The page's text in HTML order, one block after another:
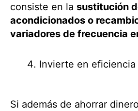
consiste en la sustitución
acondicionados o
variadores de frecuencia
Invierte en
Si además de ahorrar